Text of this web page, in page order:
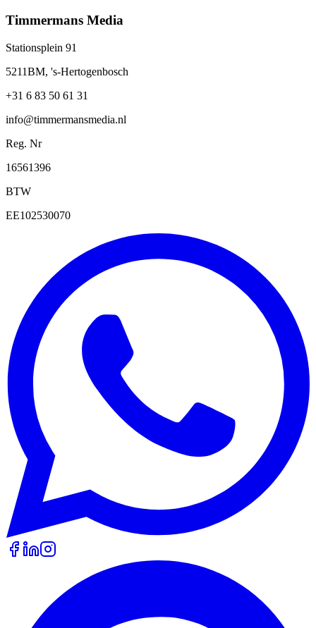
Timmermans Media
Stationsplein 91
5211BM, 's-Hertogenbosch
+31 6 83 50 61 31
info@timmermansmedia.nl
Reg. Nr
16561396
BTW
EE102530070